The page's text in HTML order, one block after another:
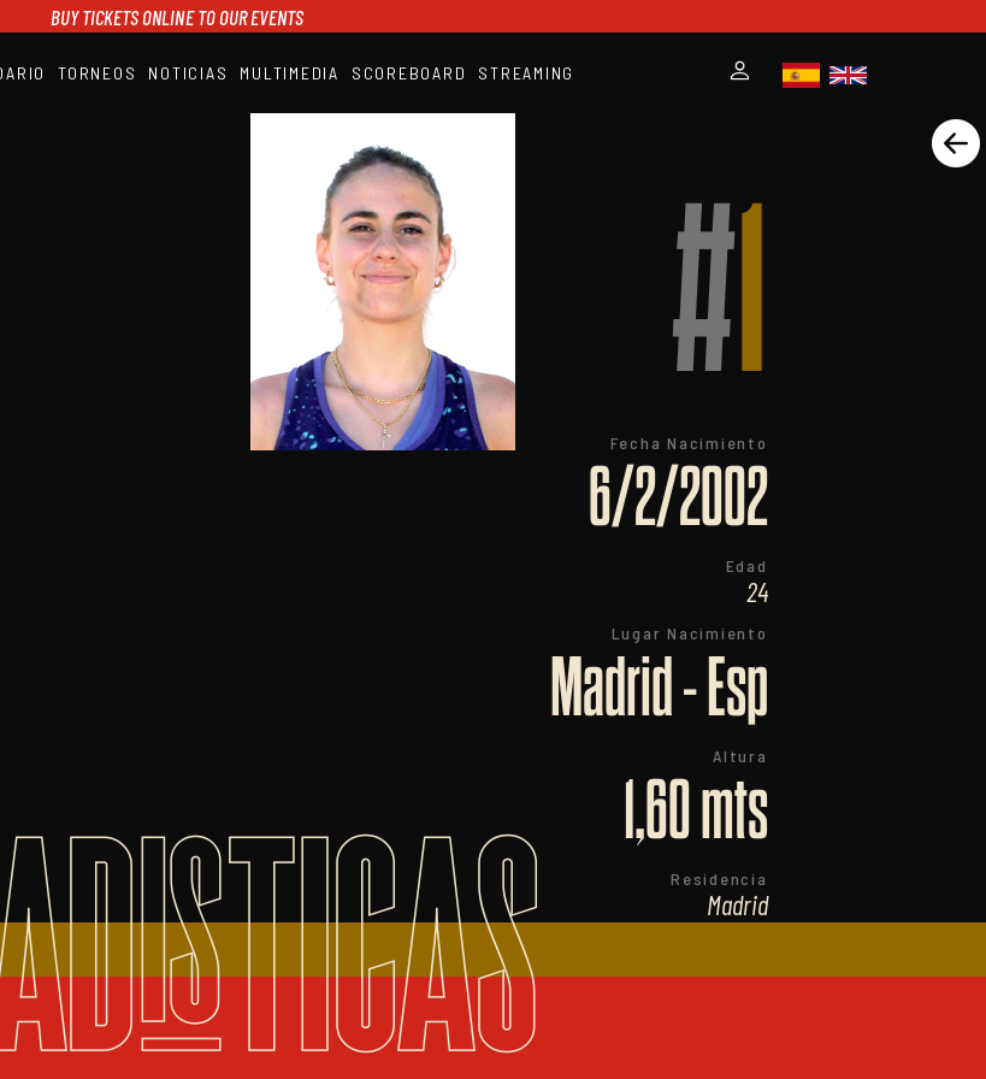
BUY TICKETS ONLINE TO OUR EVENTS
TORNEOS NOTICIAS MULTIMEDIA SCOREBOARD STREAMING
#1
Fecha Nacimiento
6/2/2002
Edad
24
Lugar Nacimiento
Madrid - Esp
Altura
1,60 mts
Residencia
Madrid